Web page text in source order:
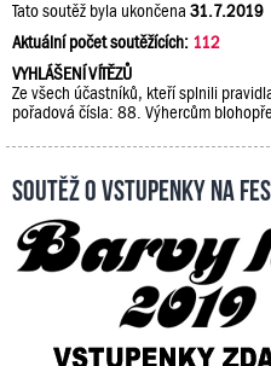
Tato soutěž byla ukončena 31.7.2019
Aktuální počet soutěžících: 112
VYHLÁŠENÍ VÍTĚZŮ
Ze všech účastníků, kteří splnili
pořadová čísla: 88. Výhercům
Soutěž o vstupenky na